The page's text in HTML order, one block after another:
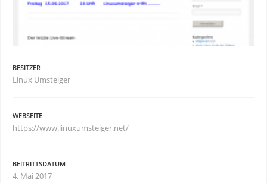
BESITZER
Linux Umsteiger
WEBSEITE
https://www.linuxumsteiger.net/
BEITRITTSDATUM
4. Mai 2017